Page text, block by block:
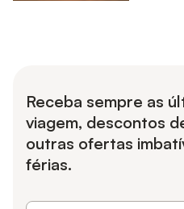
Receba sempre as
viagem, descontos
outras ofertas
férias.